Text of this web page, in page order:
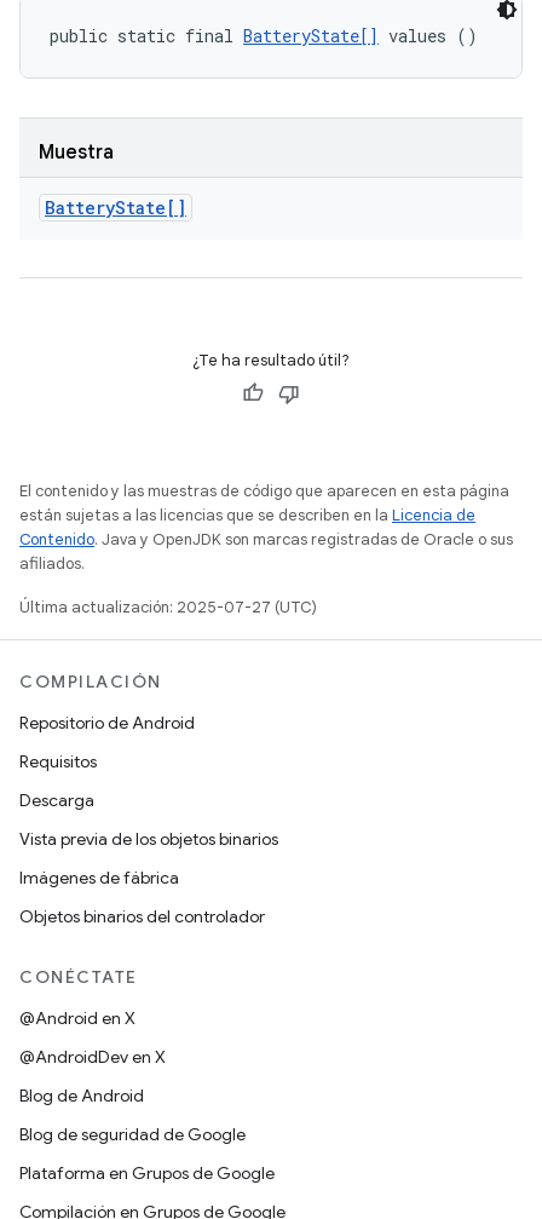
public static final BatteryState[] values ()
Muestra
BatteryState[]
¿Te ha resultado útil?
El contenido y las muestras de código que aparecen en esta página
están sujetas a las licencias que se describen en la Licencia de
Contenido. Java y OpenJDK son marcas registradas de Oracle o sus
afiliados.
Última actualización: 2025-07-27 (UTC)
COMPILACIÓN
Repositorio de Android
Requisitos
Descarga
Vista previa de los objetos binarios
Imágenes de fábrica
Objetos binarios del controlador
CONÉCTATE
@Android en X
@AndroidDev en X
Blog de Android
Blog de seguridad de Google
Plataforma en Grupos de Google
Compilación en Grupos de Google